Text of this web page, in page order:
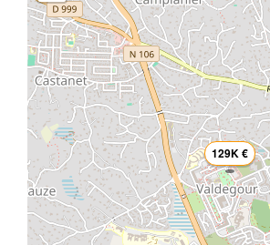
129K €